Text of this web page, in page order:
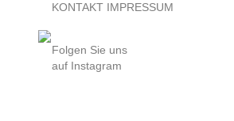
KONTAKT IMPRESSUM
Folgen Sie uns
auf Instagram